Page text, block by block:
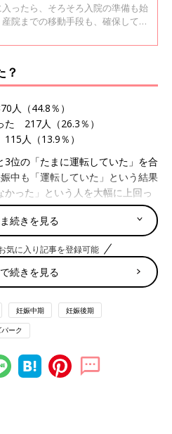
ったら、そろそろ入院の準備も始
院までの移動手段も、確保してお
輩ママに、「陣痛時の移動」につ
？
（44.8％）
217人（26.3％）
人（13.9％）
位の「たまに運転していた」を合
中も「運転していた」という結果
った」という人を大幅に上回っ
いない」70人（8.5％）でした。
続きを見る
気に入り記事を登録可能
続きを見る
妊娠中期 妊娠後期
ーク